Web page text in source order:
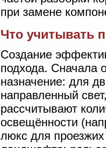
при замене
Что учитывать
Создание
подхода. Сначала
назначение: для
направленный
рассчитывают
освещённости
люкс для